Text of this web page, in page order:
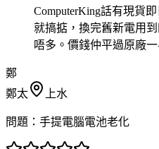
ComputerKing話有現貨
就搞掂，換完舊新電用
唔多。價錢仲平過原廠一
鄭
鄭太
上水
問題： 手提電腦電池老化